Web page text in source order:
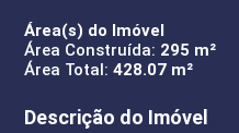
Área(s) do Imóvel
Área Construída: 295 m²
Área Total:428.07 m²
Descrição do Imóvel